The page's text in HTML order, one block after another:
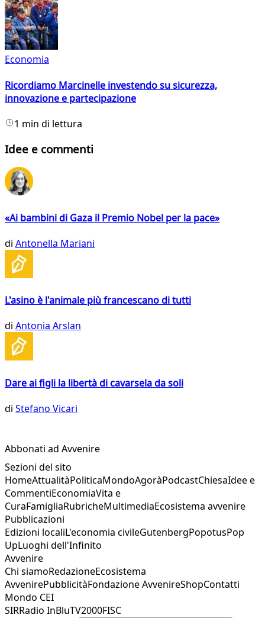
Economia
Ricordiamo Marcinelle investendo su sicurezza,
innovazione e partecipazione
1 min di lettura
Idee e commenti
«Ai bambini di Gaza il Premio Nobel per la pace»
di Antonella Mariani
L'asino è l'animale più francescano di tutti
di Antonia Arslan
Dare ai figli la libertà di cavarsela da soli
di Stefano Vicari
Abbonati ad Avvenire
Sezioni del sito
HomeAttualitàPoliticaMondoAgoràPodcastChiesaIdee e
CommentiEconomiaVita e
CuraFamigliaRubricheMultimediaEcosistema avvenire
Pubblicazioni
Edizioni localiL'economia civileGutenbergPopotusPop
UpLuoghi dell'Infinito
Avvenire
Chi siamoRedazioneEcosistema
AvvenirePubblicitàFondazione AvvenireShopContatti
Mondo CEI
SIRRadio InBluTV2000FISC